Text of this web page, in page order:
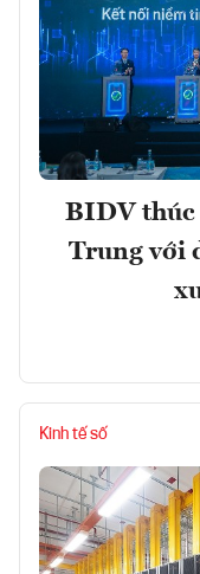
BIDV thúc
Trung với
Kinh tế số